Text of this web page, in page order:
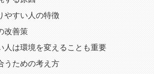
やすい人の特徴
改善策
人は環境を変えることも重要
うための考え方